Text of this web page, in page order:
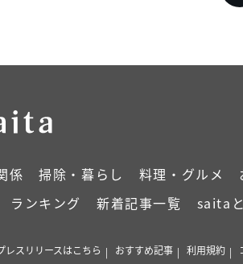
係 掃除・暮らし 料理・グルメ
ランキング 新着記事一覧 saita
レスリリースはこちら おすすめ記事 利用規約